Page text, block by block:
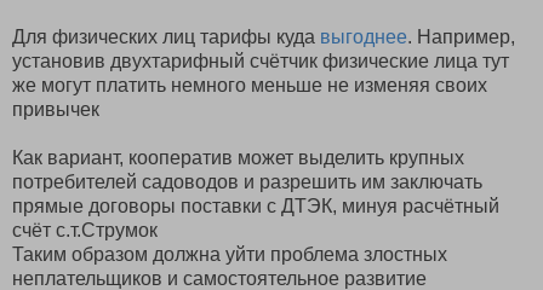
Для физических лиц тарифы куда выгоднее. Например,
установив двухтарифный счётчик физические лица тут
же могут платить немного меньше не изменяя своих
привычек
Как вариант, кооператив может выделить крупных
потребителей садоводов и разрешить им заключать
прямые договоры поставки с ДТЭК, минуя расчётный
счёт с.т.Струмок
Таким образом должна уйти проблема злостных
неплательщиков и самостоятельное развитие